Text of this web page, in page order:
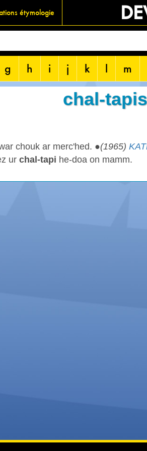
étymologie
g h i j k l m
chal-tapis
chouk ar merc'hed. ●(1965)
ur chal-tapi he-doa on mamm.